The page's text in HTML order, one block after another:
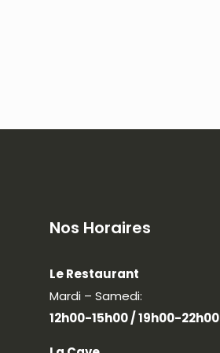
Nos Horaires
Le Restaurant
Mardi – Samedi:
12h00-15h00 / 19h00-22h00